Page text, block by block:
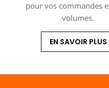
pour vos commandes
volumes.
EN SAVOIR PLUS